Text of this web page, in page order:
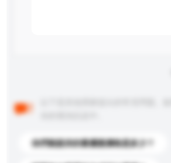
你們能提供的最優惠價格是多少？